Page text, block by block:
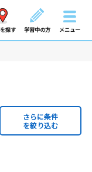
探す 学習中の方 メニュー
さらに条件
を絞り込む